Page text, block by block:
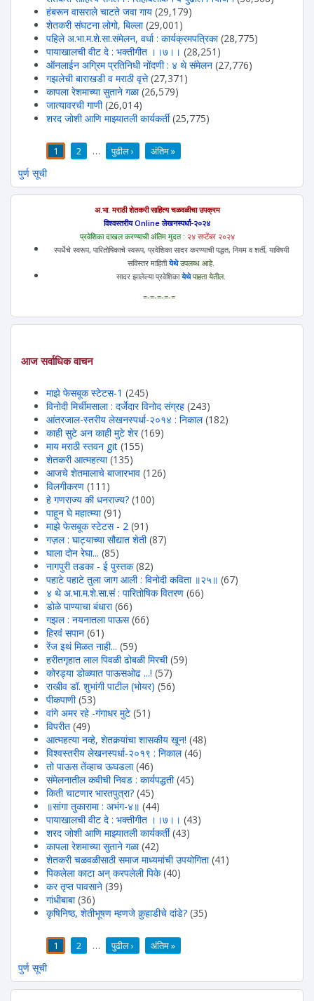
हंबरून वासराले चाटते जवा गाय (29,179)
शेतकरी संघटना लोगो, बिल्ला (29,001)
पहिले अ.भा.म.शे.सा.संमेलन, वर्धा : कार्यक्रमपत्रिका (28,775)
पायाखालची वीट दे : भक्तीगीत ।।७।। (28,251)
ऑनलाईन अग्रिम प्रतिनिधी नोंदणी : ४ थे संमेलन (27,776)
गझलेची बाराखडी व मराठी वृत्ते (27,371)
कापला रेशमाच्या सुताने गळा (26,579)
जात्यावरची गाणी (26,014)
शरद जोशी आणि माझ्यातली कार्यकर्ती (25,775)
1 2 … पुढील › अंतिम »
पुर्ण सूची
अ.भा. मराठी शेतकरी साहित्य चळवळीचा उपक्रम
विश्वस्तरीय Online लेखनस्पर्धा-२०२४
प्रवेशिका दाखल करण्याची अंतिम मुदत : २४ सप्टेंबर २०२४
स्पर्धेचे स्वरूप, पारितोषिकाचे स्वरूप, प्रवेशिका सादर करण्याची पद्धत, नियम व शर्ती, याविषयी
सविस्तर माहितीयेथेउपलब्ध आहे.
सादर झालेल्या प्रवेशिकायेथेपाहता येतील.
=-=-=-=-=
आज सर्वाधिक वाचन
माझे फेसबूक स्टेटस-1 (245)
विनोदी मिर्चीमसाला : दर्जेदार विनोद संग्रह (243)
आंतरजाल-स्तरीय लेखनस्पर्धा-२०१४ : निकाल (182)
काही सुटे अन काही मुटे शेर (169)
माय मराठी स्तवन git (155)
शेतकरी आत्महत्या (135)
आजचे शेतमालाचे बाजारभाव (126)
विलगीकरण (111)
हे गणराज्य की धनराज्य? (100)
पाहून घे महात्म्या (91)
माझे फेसबूक स्टेटस - 2 (91)
गज़ल : घाट्याच्या सौद्यात शेती (87)
घाला दोन रेघा... (85)
नागपुरी तडका - ई पुस्तक (82)
पहाटे पहाटे तुला जाग आली : विनोदी कविता ॥२५॥ (67)
४ थे अ.भा.म.शे.सा.सं : पारितोषिक वितरण (66)
डोळे पाण्याचा बंधारा (66)
गझल : नयनातला पाऊस (66)
हिरवंं सपान (61)
रेंज इथं मिळत नाही... (59)
हरीतगृहात लाल पिवळी ढोबळी मिरची (59)
कोरड्या डोळ्यात पाऊसओढ ...! (57)
राखीव डॉ. शुभांगी पाटील (भोयर) (56)
पीकपाणी (53)
वांगे अमर रहे -गंगाधर मुटे (51)
विपरीत (49)
आत्महत्या नव्हे, शेतकर्‍यांचा शासकीय खून! (48)
विश्वस्तरीय लेखनस्पर्धा-२०१९ : निकाल (46)
तो पाऊस तेंव्हाच ऊघडला (46)
संमेलनातील कवीची निवड : कार्यपद्धती (45)
किती चाटणार भारतपुत्रा? (45)
॥सांगा तुकारामा : अभंग-४॥ (44)
पायाखालची वीट दे : भक्तीगीत ।।७।। (43)
शरद जोशी आणि माझ्यातली कार्यकर्ती (43)
कापला रेशमाच्या सुताने गळा (42)
शेतकरी चळवळीसाठी समाज माध्यमांची उपयोगिता (41)
पिकलेला काटा अन् करपलेली पिके (40)
कर तृप्त पावसाने (39)
गांधीबाबा (36)
कृषिनिष्ठ, शेतीभूषण म्हणजे कुर्‍हाडीचे दांडे? (35)
1 2 … पुढील › अंतिम »
पुर्ण सूची